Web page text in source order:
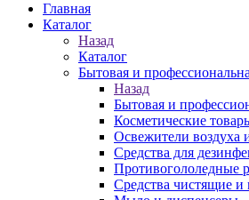
Главная
Каталог
Назад
Каталог
Бытовая и
Назад
Бытовая и
Косметические
Освежители воздуха
Средства для
Противогололедные
Средства чистящие